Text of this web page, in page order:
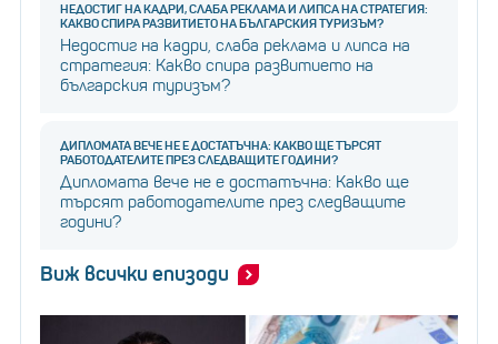
на факта, че се очаква недостиг на електрическа
енергия още през януари и февруари догодина. За
него това са най-лошите новини:
НЕДОСТИГ НА КАДРИ, СЛАБА РЕКЛАМА И ЛИПСА НА СТРАТЕГИЯ:
КАКВО СПИРА РАЗВИТИЕТО НА БЪЛГАРСКИЯ ТУРИЗЪМ?
Недостиг на кадри, слаба реклама и липса на
стратегия: Какво спира развитието на
българския туризъм?
ДИПЛОМАТА ВЕЧЕ НЕ Е ДОСТАТЪЧНА: КАКВО ЩЕ ТЪРСЯТ
РАБОТОДАТЕЛИТЕ ПРЕЗ СЛЕДВАЩИТЕ ГОДИНИ?
Дипломата вече не е достатъчна: Какво ще
търсят работодателите през следващите
години?
Виж всички епизоди